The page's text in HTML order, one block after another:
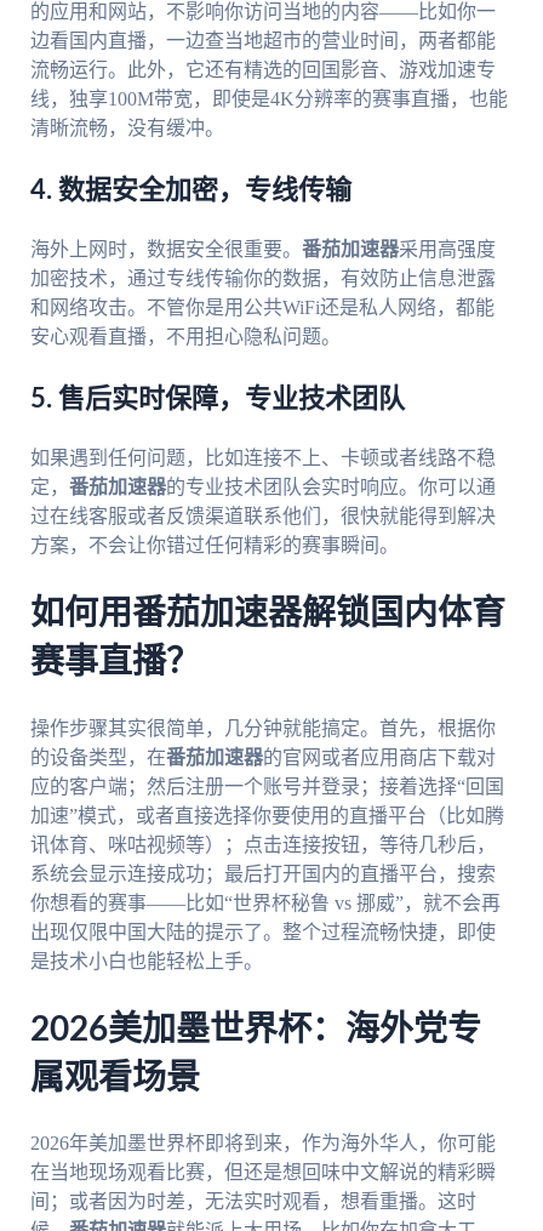
的应用和网站，不影响你访问当地的内容——比如你一
边看国内直播，一边查当地超市的营业时间，两者都能
流畅运行。此外，它还有精选的回国影音、游戏加速专
线，独享100M带宽，即使是4K分辨率的赛事直播，也能
清晰流畅，没有缓冲。
4. 数据安全加密，专线传输
海外上网时，数据安全很重要。 番茄加速器采用高强度
加密技术，通过专线传输你的数据，有效防止信息泄露
和网络攻击。不管你是用公共WiFi还是私人网络，都能
安心观看直播，不用担心隐私问题。
5. 售后实时保障，专业技术团队
如果遇到任何问题，比如连接不上、卡顿或者线路不稳
定， 番茄加速器的专业技术团队会实时响应。你可以通
过在线客服或者反馈渠道联系他们，很快就能得到解决
方案，不会让你错过任何精彩的赛事瞬间。
如何用番茄加速器解锁国内体育
赛事直播？
操作步骤其实很简单，几分钟就能搞定。首先，根据你
的设备类型，在番茄加速器的官网或者应用商店下载对
应的客户端；然后注册一个账号并登录；接着选择“回国
加速”模式，或者直接选择你要使用的直播平台（比如腾
讯体育、咪咕视频等）；点击连接按钮，等待几秒后，
系统会显示连接成功；最后打开国内的直播平台，搜索
你想看的赛事——比如“世界杯秘鲁 vs 挪威”，就不会再
出现仅限中国大陆的提示了。整个过程流畅快捷，即使
是技术小白也能轻松上手。
2026美加墨世界杯：海外党专
属观看场景
2026年美加墨世界杯即将到来，作为海外华人，你可能
在当地现场观看比赛，但还是想回味中文解说的精彩瞬
间；或者因为时差，无法实时观看，想看重播。这时